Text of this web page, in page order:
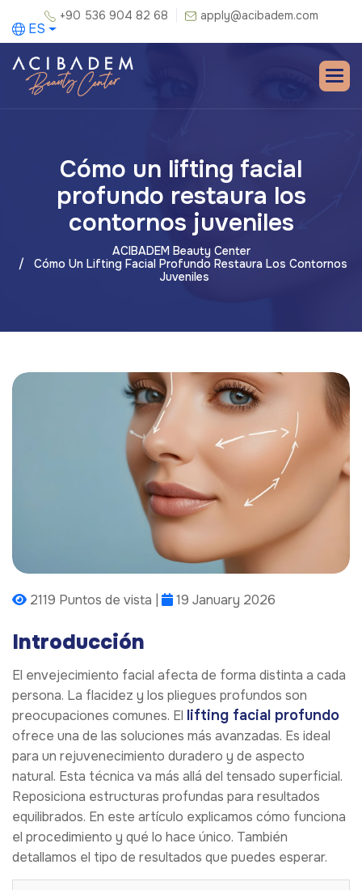
+90 536 904 82 68 apply@acibadem.com
ES
Cómo un lifting facial
profundo restaura los
contornos juveniles
ACIBADEM Beauty Center
Cómo Un Lifting Facial Profundo Restaura Los Contornos
Juveniles
2119 Puntos de vista | 19 January 2026
Introducción
El envejecimiento facial afecta de forma distinta a cada
persona. La flacidez y los pliegues profundos son
preocupaciones comunes. El lifting facial profundo
ofrece una de las soluciones más avanzadas. Es ideal
para un rejuvenecimiento duradero y de aspecto
natural. Esta técnica va más allá del tensado superficial.
Reposiciona estructuras profundas para resultados
equilibrados. En este artículo explicamos cómo funciona
el procedimiento y qué lo hace único. También
detallamos el tipo de resultados que puedes esperar.